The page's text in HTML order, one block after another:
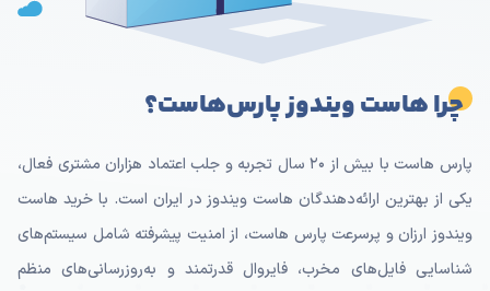
چرا هاست ویندوز پارس‌هاست؟
پارس هاست با بیش از ۲۰ سال تجربه و جلب اعتماد هزاران مشتری فعال،
یکی از بهترین ارائه‌دهندگان هاست ویندوز در ایران است. با خرید هاست
ویندوز ارزان و پرسرعت پارس هاست، از امنیت پیشرفته شامل سیستم‌های
شناسایی فایل‌های مخرب، فایروال قدرتمند و به‌روزرسانی‌های منظم